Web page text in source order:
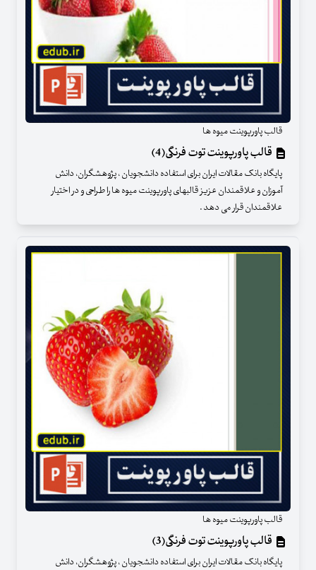
قالب پاورپوینت میوه ها
قالب پاورپوینت توت فرنگی(4)
پایگاه بانک مقالات ایران برای استفاده دانشجویان ، پژوهشگران، دانش
آموزان و علاقمندان عزیز قالبهای پاورپوینت میوه ها را طراحی و در اختیار
علاقمندان قرار می دهد .
قالب پاورپوینت میوه ها
قالب پاورپوینت توت فرنگی(3)
پایگاه بانک مقالات ایران برای استفاده دانشجویان ، پژوهشگران، دانش